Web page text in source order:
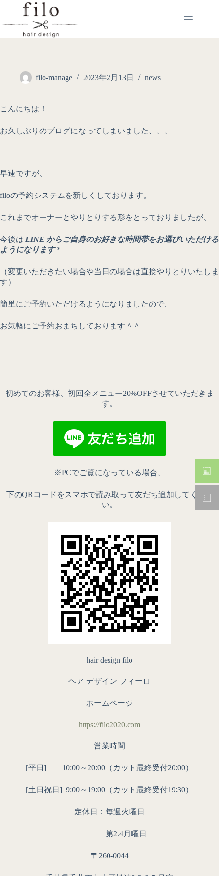
filo-manage 2023年2月13日 news
こんにちは！
お久しぶりのブログになってしまいました、、、
早速ですが、
filoの予約システムを新しくしております。
これまでオーナーとやりとりする形をとっておりましたが、
今後は LINE からご自身のお好きな時間帯をお選びいただける
ようになります＊
（変更いただきたい場合や当日の場合は直接やりとりいたしま
す）
簡単にご予約いただけるようになりましたので、
お気軽にご予約おまちしております＾＾
初めてのお客様、初回全メニュー20%OFFさせていただきま
す。
※PCでご覧になっている場合、
下のQRコードをスマホで読み取って友だち追加してくださ
い。
hair design filo
ヘア デザイン フィーロ
ホームページ
https://filo2020.com
営業時間
[平日] 10:00～20:00（カット最終受付20:00）
[土日祝日] 9:00～19:00（カット最終受付19:30）
定休日：毎週火曜日
第2.4月曜日
〒260-0044